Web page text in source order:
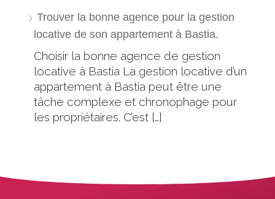
Trouver la bonne agence pour la gestion
locative de son appartement à Bastia.
Choisir la bonne agence de gestion
locative à Bastia La gestion locative d’un
appartement à Bastia peut être une
tâche complexe et chronophage pour
les propriétaires. C’est […]